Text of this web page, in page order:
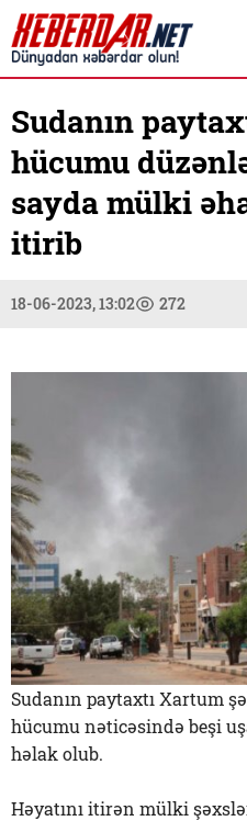
Sudanın
hücumu
sayda mülki
itirib
18-06-2023, 13:02 272
Sudanın paytaxtı Xartum
hücumu nəticəsində beşi
həlak olub.
Həyatını itirən mülki